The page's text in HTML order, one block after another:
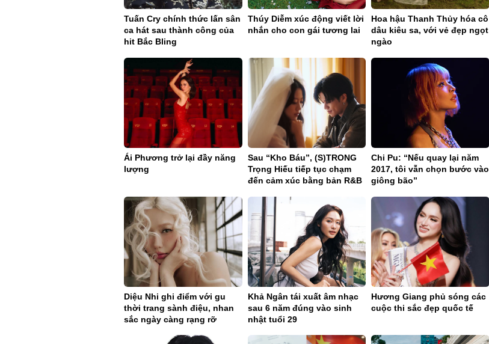
Tuấn Cry chính thức lấn sân
ca hát sau thành công của
hit Bắc Bling
Thúy Diễm xúc động viết lời
nhắn cho con gái tương lai
Hoa hậu Thanh Thủy hóa cô
dâu kiêu sa, với vẻ đẹp ngọt
ngào
Ái Phương trở lại đầy năng
lượng
Sau “Kho Báu”, (S)TRONG
Trọng Hiếu tiếp tục chạm
đến cảm xúc bằng bản R&B
Chi Pu: “Nếu quay lại năm
2017, tôi vẫn chọn bước vào
giông bão”
Diệu Nhi ghi điểm với gu
thời trang sành điệu, nhan
sắc ngày càng rạng rỡ
Khả Ngân tái xuất âm nhạc
sau 6 năm đúng vào sinh
nhật tuổi 29
Hương Giang phủ sóng các
cuộc thi sắc đẹp quốc tế